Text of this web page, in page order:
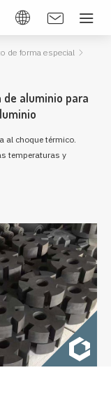
de forma especial
aluminio para
al choque térmico.
temperaturas y